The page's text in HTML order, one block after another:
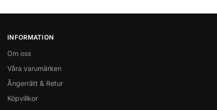
INFORMATION
Om oss
Våra varumärken
Ångerrätt & Retur
Köpvillkor